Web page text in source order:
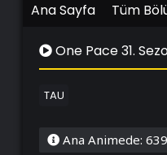
Ana Sayfa Tüm
One Pace 31.
TAU
Ana Animede: